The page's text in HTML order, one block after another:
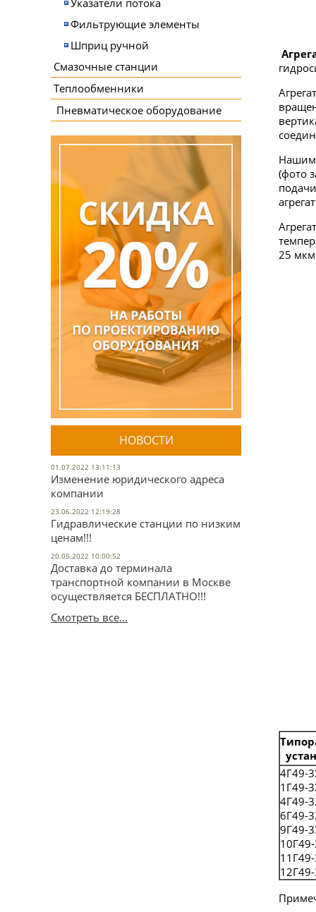
Указатели потока
Фильтрующие элементы
Шприц ручной
Смазочные станции
Теплообменники
Пневматическое оборудование
НОВОСТИ
01.07.2022 13:11:13
Изменение юридического адреса
компании
23.06.2022 12:19:28
Гидравлические станции по низким
ценам!!!
20.05.2022 10:00:52
Доставка до терминала
транспортной компании в Москве
осуществляется БЕСПЛАТНО!!!
Смотреть все...
Нашим
(фото
25
4Г49-
1Г49-
4Г49-
6Г49-
9Г49-